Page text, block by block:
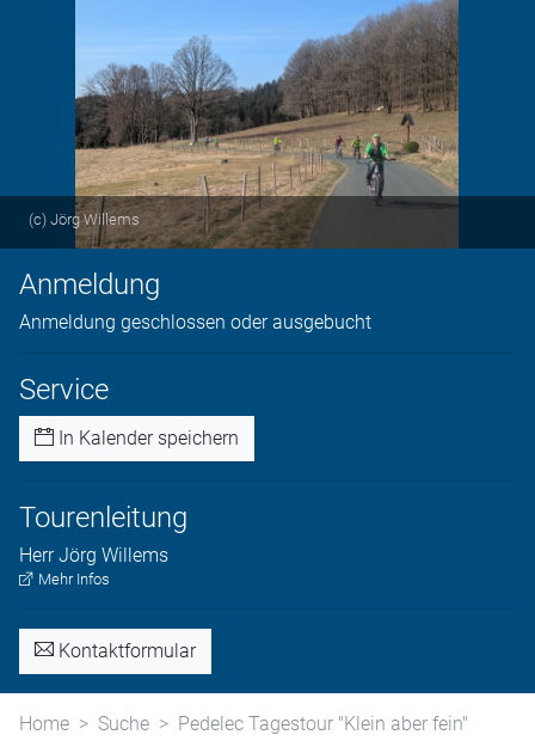
(c) Jörg Willems
Anmeldung
Anmeldung geschlossen oder ausgebucht
Service
In Kalender speichern
Tourenleitung
Herr Jörg Willems
Mehr Infos
Kontaktformular
Home Suche
Pedelec Tagestour "Klein aber fein"